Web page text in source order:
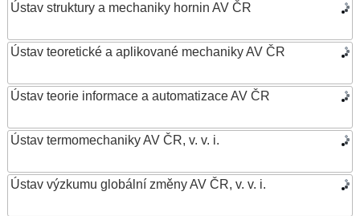
Ústav struktury a mechaniky hornin AV ČR
Ústav teoretické a aplikované mechaniky AV ČR
Ústav teorie informace a automatizace AV ČR
Ústav termomechaniky AV ČR, v. v. i.
Ústav výzkumu globální změny AV ČR, v. v. i.